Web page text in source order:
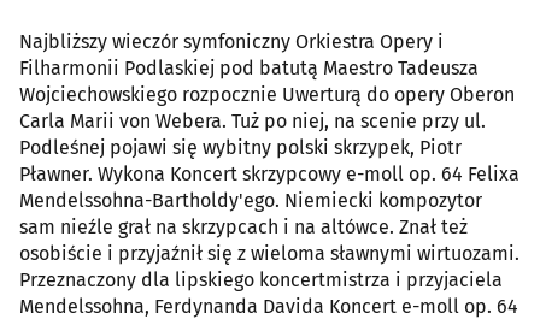
Najbliższy wieczór symfoniczny Orkiestra Opery i
Filharmonii Podlaskiej pod batutą Maestro Tadeusza
Wojciechowskiego rozpocznie Uwerturą do opery Oberon
Carla Marii von Webera. Tuż po niej, na scenie przy ul.
Podleśnej pojawi się wybitny polski skrzypek, Piotr
Pławner. Wykona Koncert skrzypcowy e-moll op. 64 Felixa
Mendelssohna-Bartholdy'ego. Niemiecki kompozytor
sam nieźle grał na skrzypcach i na altówce. Znał też
osobiście i przyjaźnił się z wieloma sławnymi wirtuozami.
Przeznaczony dla lipskiego koncertmistrza i przyjaciela
Mendelssohna, Ferdynanda Davida Koncert e-moll op. 64